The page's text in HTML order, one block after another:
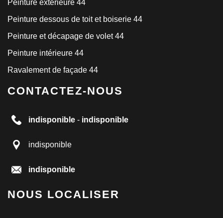
Peinture extérieure 44
Peinture dessous de toit et boiserie 44
Peinture et décapage de volet 44
Peinture intérieure 44
Ravalement de façade 44
CONTACTEZ-NOUS
indisponible - indisponible
indisponible
indisponible
NOUS LOCALISER